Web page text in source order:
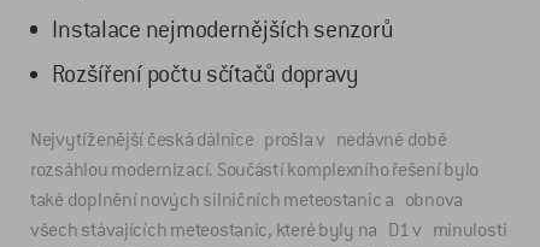
Instalace nejmodernějších senzorů
Rozšíření počtu sčítačů dopravy
Nejvytíženější česká dálnice prošla v nedávné době
rozsáhlou modernizací. Součástí komplexního řešení bylo
také doplnění nových silničních meteostanic a obnova
všech stávajících meteostanic, které byly na D1 v minulosti